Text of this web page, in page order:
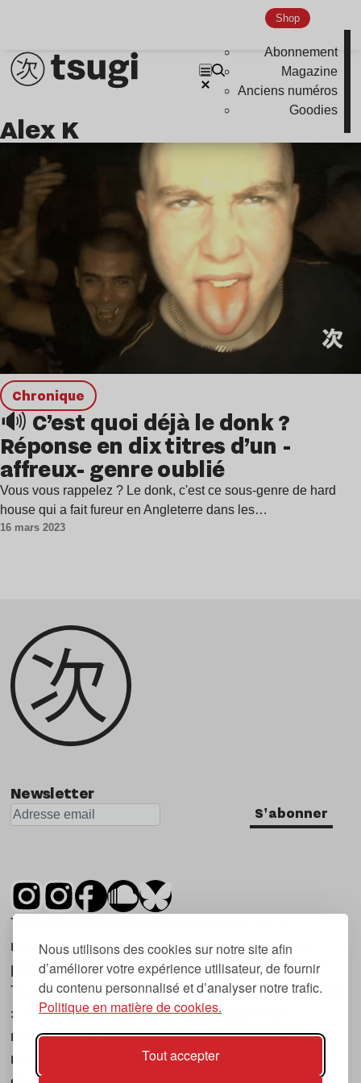
Nous utilisons des cookies sur notre site afin
d’améliorer votre expérience utilisateur, de fournir
du contenu personnalisé et d’analyser notre trafic.
Politique en matière de cookies.
Tout accepter
Shop
Abonnement
Magazine
Anciens numéros
Goodies
Alex K
chronique
🔊 C’est quoi déjà le donk ?
Réponse en dix titres d’un -
affreux- genre oublié
Vous vous rappelez ? Le donk, c'est ce sous-genre de hard
house qui a fait fureur en Angleterre dans les…
16 mars 2023
Newsletter
S'abonner
Tsugi est un mensuel indépendant sur la
musique et les nouvelles tendances, dont la
première parution date de 2007.
Tsugi en japonais signifie « prochain », « suivant
», ce qui correspond à la thématique du
magazine, à l’affût des nouvelles tendances
musicales, qu’elles viennent de la musique